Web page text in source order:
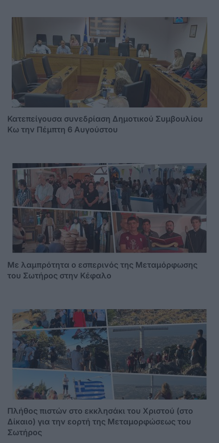
Κατεπείγουσα συνεδρίαση Δημοτικού Συμβουλίου
Κω την Πέμπτη 6 Αυγούστου
Με λαμπρότητα ο εσπερινός της Μεταμόρφωσης
του Σωτήρος στην Κέφαλο
Πλήθος πιστών στο εκκλησάκι του Χριστού (στο
Δίκαιο) για την εορτή της Μεταμορφώσεως του
Σωτήρος